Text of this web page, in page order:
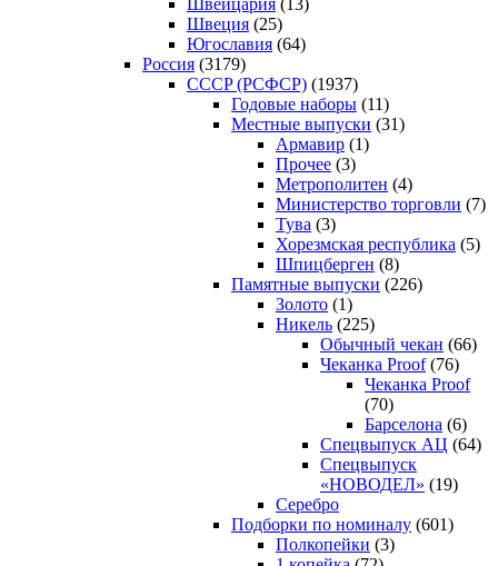
Швеция (25)
Югославия (64)
Россия (3179)
CCCP (РСФСР) (1937)
Годовые наборы (11)
Местные выпуски (31)
Армавир (1)
Прочее (3)
Метрополитен (4)
Министерство торговли (7)
Тува (3)
Хорезмская республика (5)
Шпицберген (8)
Памятные выпуски (226)
Золото (1)
Никель (225)
Обычный чекан (66)
Чеканка Proof(76)
Чеканка Proof
(70)
Барселона (6)
Спецвыпуск АЦ (64)
Спецвыпуск
«НОВОДЕЛ» (19)
Серебро
Подборки по номиналу (601)
Полкопейки (3)